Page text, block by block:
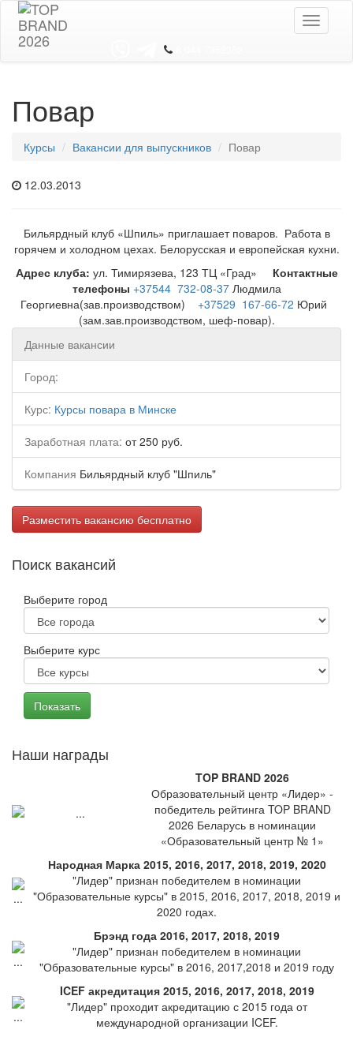
Toggle
Повар
Курсы Вакансии для выпускников Повар
12.03.2013
Бильярдный клуб «Шпиль» приглашает поваров. Работа в
горячем и холодном цехах. Белорусская и европейская кухни.
Адрес клуба: ул. Тимирязева, 123 ТЦ «Град»
Контактные
телефоны +37544 732-08-37Людмила
Георгиевна(зав.производством) +37529 167-66-72 Юрий
(зам.зав.производством, шеф-повар).
Данные вакансии
Город:
Курс: Курсы повара в Минске
Заработная плата: от 250 руб.
Компания Бильярдный клуб "Шпиль"
Разместить вакансию бесплатно
Поиск вакансий
Выберите город
Выберите курс
Наши награды
TOP BRAND 2026
Образовательный центр «Лидер» -
победитель рейтинга TOP BRAND
2026 Беларусь в номинации
«Образовательный центр № 1»
Народная Марка 2015, 2016, 2017, 2018, 2019, 2020
"Лидер" признан победителем в номинации
"Образовательные курсы" в 2015, 2016, 2017, 2018, 2019 и
2020 годах.
Брэнд года 2016, 2017, 2018, 2019
"Лидер" признан победителем в номинации
"Образовательные курсы" в 2016, 2017,2018 и 2019 году
ICEF акредитация 2015, 2016, 2017, 2018, 2019
"Лидер" проходит акредитацию с 2015 года от
международной организации ICEF.